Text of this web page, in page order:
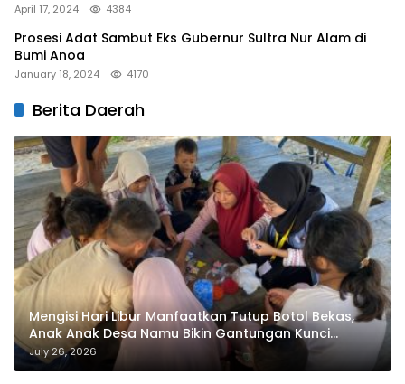
April 17, 2024 4384
Prosesi Adat Sambut Eks Gubernur Sultra Nur Alam di
Bumi Anoa
January 18, 2024 4170
Berita Daerah
Mengisi Hari Libur Manfaatkan Tutup Botol Bekas,
Anak Anak Desa Namu Bikin Gantungan Kunci
Bernilai Ekonomi
July 26, 2026